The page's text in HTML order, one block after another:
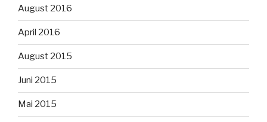
August 2016
April 2016
August 2015
Juni 2015
Mai 2015